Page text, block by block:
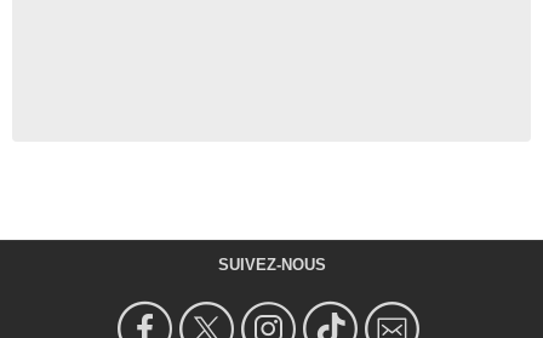
SUIVEZ-NOUS